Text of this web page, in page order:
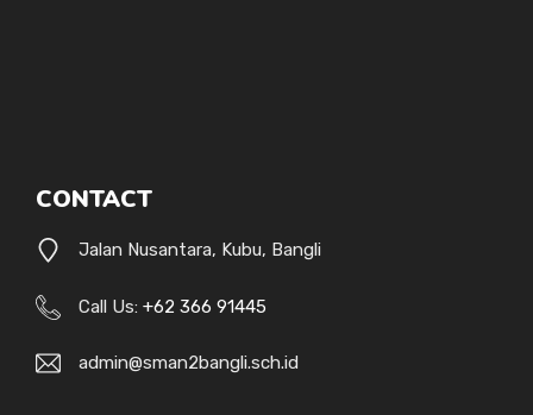
CONTACT
Jalan Nusantara, Kubu, Bangli
Call Us: +62 366 91445
admin@sman2bangli.sch.id